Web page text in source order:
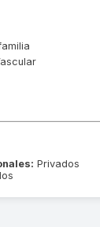
Privados